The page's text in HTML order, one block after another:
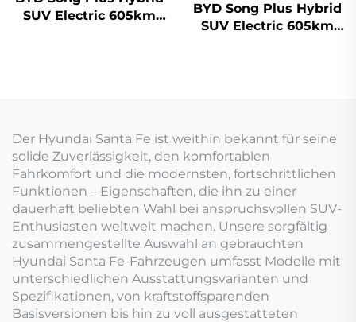
SUV Electric 605km
BYD Song Plus Hybrid
SUV Electric 605km
Der Hyundai Santa Fe ist weithin bekannt für seine
solide Zuverlässigkeit, den komfortablen
Fahrkomfort und die modernsten, fortschrittlichen
Funktionen – Eigenschaften, die ihn zu einer
dauerhaft beliebten Wahl bei anspruchsvollen SUV-
Enthusiasten weltweit machen. Unsere sorgfältig
zusammengestellte Auswahl an gebrauchten
Hyundai Santa Fe-Fahrzeugen umfasst Modelle mit
unterschiedlichen Ausstattungsvarianten und
Spezifikationen, von kraftstoffsparenden
Basisversionen bis hin zu voll ausgestatteten